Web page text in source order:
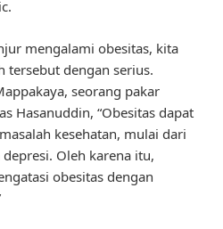
mengalami obesitas, kita
tersebut dengan serius.
seorang pakar
Hasanuddin, “Obesitas dapat
kesehatan, mulai dari
Oleh karena itu,
obesitas dengan